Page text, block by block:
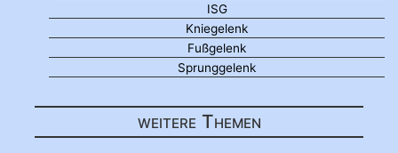
ISG
Kniegelenk
Fußgelenk
Sprunggelenk
weitere Themen